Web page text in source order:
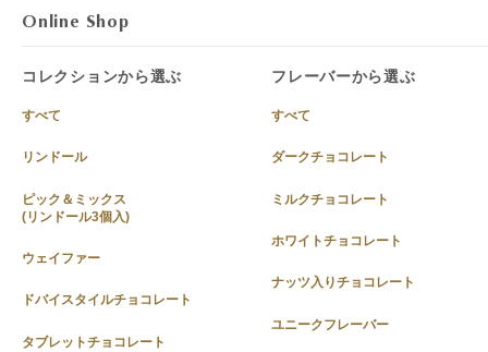
Online Shop
コレクションから選ぶ
すべて
リンドール
ピック＆ミックス
(リンドール3個入)
ウェイファー
ドバイスタイルチョコレート
タブレットチョコレート
フレーバーから選ぶ
すべて
ダークチョコレート
ミルクチョコレート
ホワイトチョコレート
ナッツ入りチョコレート
ユニークフレーバー